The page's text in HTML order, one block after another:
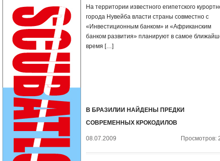
На территории известного египетского
города Нувейба власти страны совместно с
«Инвестиционным банком» и «Африканским
банком развития» планируют в самое
время […]
В БРАЗИЛИИ НАЙДЕНЫ ПРЕДКИ
СОВРЕМЕННЫХ КРОКОДИЛОВ
08.07.2009 Просмотров: